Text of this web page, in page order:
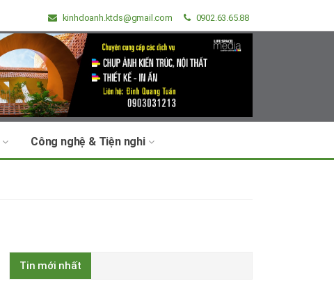
kinhdoanh.ktds@gmail.com 0902.63.65.88
Công nghệ & Tiện nghi
Tin mới nhất